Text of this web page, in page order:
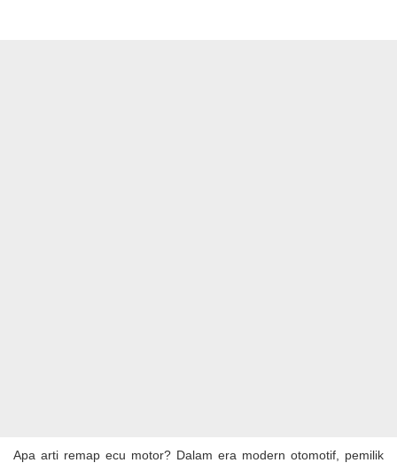
Apa arti remap ecu motor? Dalam era modern otomotif, pemilik